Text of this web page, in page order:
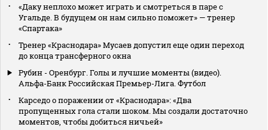
«Даку неплохо может играть и смотреться в паре с
Угальде. В будущем он нам сильно поможет» — тренер
«Спартака»
Тренер «Краснодара» Мусаев допустил еще один переход
до конца трансферного окна
Рубин - Оренбург. Голы и лучшие моменты (видео).
Альфа-Банк Российская Премьер-Лига. Футбол
Карседо о поражении от «Краснодара»: «Два
пропущенных гола стали шоком. Мы создали достаточно
моментов, чтобы добиться ничьей»